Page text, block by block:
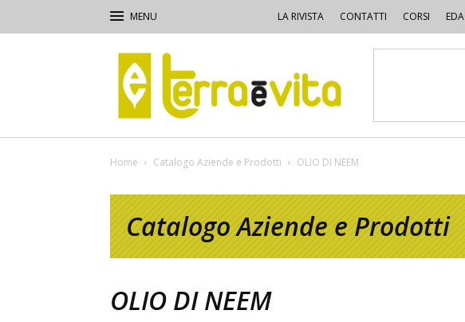
LA RIVISTA CONTATTI CORSI
e
Vita
Home Catalogo Aziende e Prodotti OLIO DI NEEM
Catalogo Aziende e Prodotti
OLIO DI NEEM